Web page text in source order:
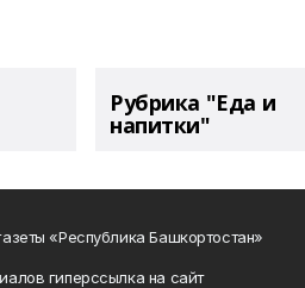
Рубрика "Еда и
напитки"
«Республика Башкортостан»
гиперссылка на сайт